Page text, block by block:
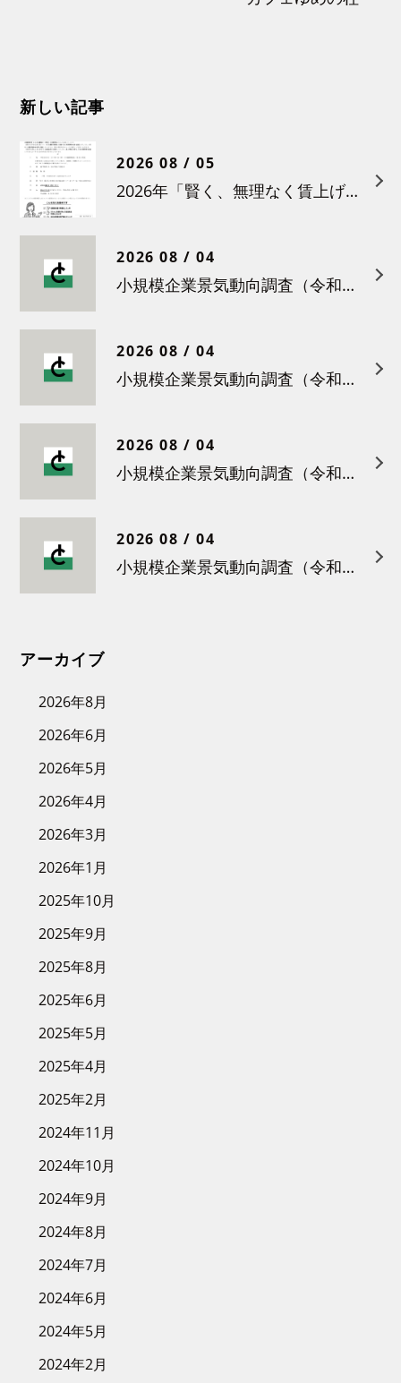
新しい記事
2026 08 / 05
2026年「賢く、無理なく賃上げを！小さな職場のための労務管理セミナー」の開催について
2026 08 / 04
小規模企業景気動向調査（令和８年６月）結果について
2026 08 / 04
小規模企業景気動向調査（令和８年５月）結果について
2026 08 / 04
小規模企業景気動向調査（令和８年４月）結果について
2026 08 / 04
小規模企業景気動向調査（令和８年３月）結果について
アーカイブ
2026年8月
2026年6月
2026年5月
2026年4月
2026年3月
2026年1月
2025年10月
2025年9月
2025年8月
2025年6月
2025年5月
2025年4月
2025年2月
2024年11月
2024年10月
2024年9月
2024年8月
2024年7月
2024年6月
2024年5月
2024年2月